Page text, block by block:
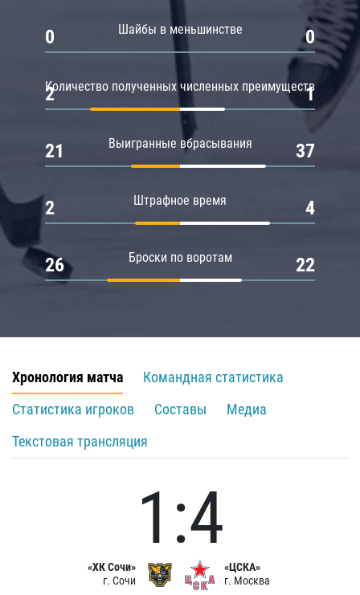
Шайбы в меньшинстве
0 0
Количество полученных численных преимуществ
2 1
Выигранные вбрасывания
21 37
Штрафное время
2 4
Броски по воротам
26 22
Хронология матча
Командная статистика
Статистика игроков
Составы
Медиа
Текстовая трансляция
«ХК Сочи»
г. Сочи
1:4
«ЦСКА»
г. Москва